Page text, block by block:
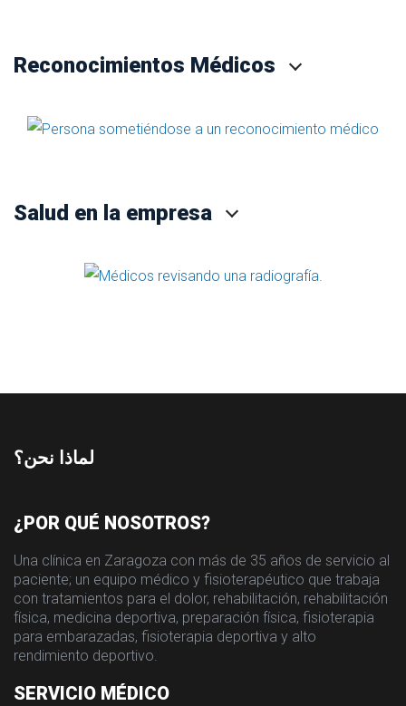
Reconocimientos Médicos
Salud en la empresa
لماذا نحن؟
¿POR QUÉ NOSOTROS?
Una clínica en Zaragoza con más de 35 años de servicio al
paciente; un equipo médico y fisioterapéutico que trabaja
con tratamientos para el dolor, rehabilitación, rehabilitación
física, medicina deportiva, preparación física, fisioterapia
para embarazadas, fisioterapia deportiva y alto
rendimiento deportivo.
SERVICIO MÉDICO